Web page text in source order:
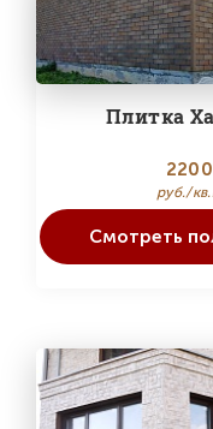
Плитка
2200
руб./
Смотреть